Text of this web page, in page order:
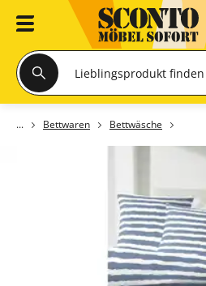
Bettwaren Bettwäsche